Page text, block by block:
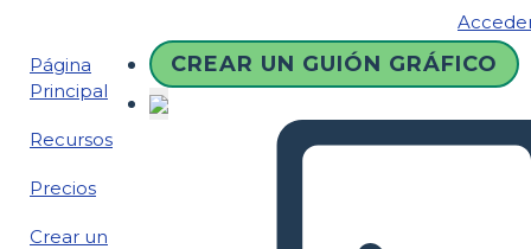
Página
Principal
Recursos
Precios
Crear un
CREAR UN GUIÓN GRÁFICO